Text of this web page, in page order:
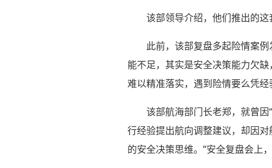
该部领导介绍，他们推出的
此前，该部复盘多起险情案
能不足，其实是安全决策能力欠
难以精准落实，遇到险情要么凭
该部航海部门长老郑，就曾
行经验提出航向调整建议，却因
的安全决策思维。”安全复盘会上